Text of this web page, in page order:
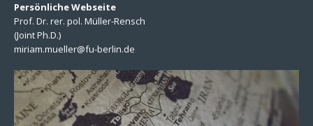
Persönliche Webseite
Prof. Dr. rer. pol. Müller-Rensch
(Joint Ph.D.)
miriam.mueller@fu-berlin.de